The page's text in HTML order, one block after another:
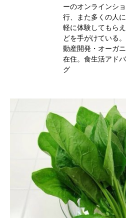
ーのオンラインシ
行、また多くの人
軽に体験してもら
どを手がけている
動産開発・オーガ
在住。食生活アド
グ